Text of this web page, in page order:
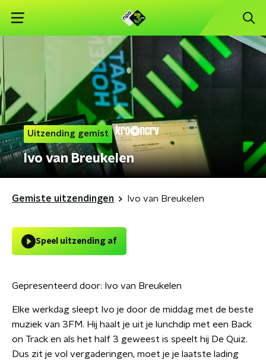
Uitzending gemist
Ivo van Breukelen
Gemiste uitzendingen Ivo van Breukelen
Speel uitzending af
Gepresenteerd door: Ivo van Breukelen
Elke werkdag sleept Ivo je door de middag met de beste
muziek van 3FM. Hij haalt je uit je lunchdip met een Back
on Track en als het half 3 geweest is speelt hij De Quiz.
Dus zit je vol vergaderingen, moet je je laatste lading